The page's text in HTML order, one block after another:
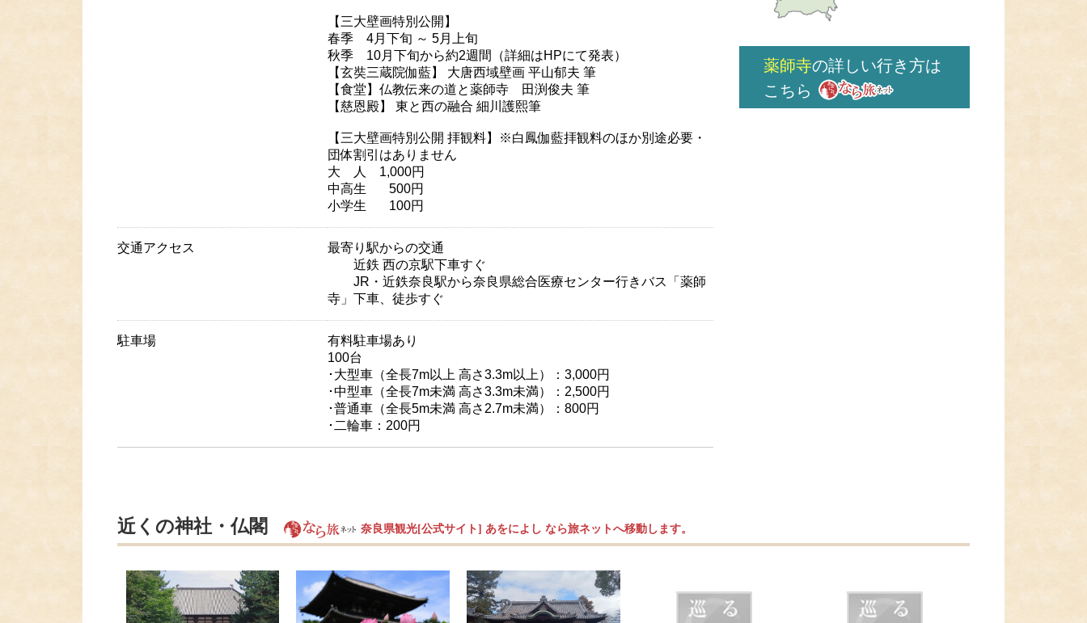
【三大壁画特別公開】
春季 4月下旬 ～ 5月上旬
秋季 10月下旬から約2週間（詳細はHPにて発表）
【玄奘三蔵院伽藍】 大唐西域壁画 平山郁夫 筆
【食堂】仏教伝来の道と薬師寺 田渕俊夫 筆
【慈恩殿】 東と西の融合 細川護熙筆
【三大壁画特別公開 拝観料】※白鳳伽藍拝観料のほか別途必要・
団体割引はありません
大 人 1,000円
中高生 500円
小学生 100円
交通アクセス
最寄り駅からの交通
近鉄 西の京駅下車すぐ
JR・近鉄奈良駅から奈良県総合医療センター行きバス「薬師
寺」下車、徒歩すぐ
駐車場
有料駐車場あり
100台
･大型車（全長7m以上 高さ3.3m以上）：3,000円
･中型車（全長7m未満 高さ3.3m未満）：2,500円
･普通車（全長5m未満 高さ2.7m未満）：800円
･二輪車：200円
薬師寺の詳しい行き方は
こちら
近くの神社・仏閣 奈良県観光[公式サイト] あをによし なら旅ネットへ移動します。